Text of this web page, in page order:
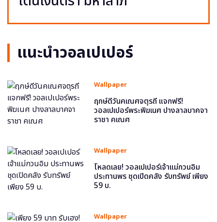
แนะนำวอลเปเปอร์
Wallpaper
ฤกษ์ดีวันคเณศจตุรถี แจกฟรี!
วอลเปเปอร์พระพิฆเนศ ปางลาลบาคจา
ราชา คเณศ
Wallpaper
โหลดเลย! วอลเปเปอร์เจ้าแม่กวนอิม
ประทานพร ชุดเปิดคลัง รับทรัพย์ เพียง
59 บ.
Wallpaper